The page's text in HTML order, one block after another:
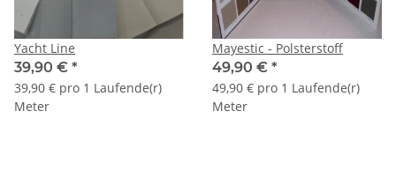
Yacht Line
39,90 € *
39,90 € pro 1 Laufende(r)
Meter
Mayestic - Polsterstoff
49,90 € *
49,90 € pro 1 Laufende(r)
Meter